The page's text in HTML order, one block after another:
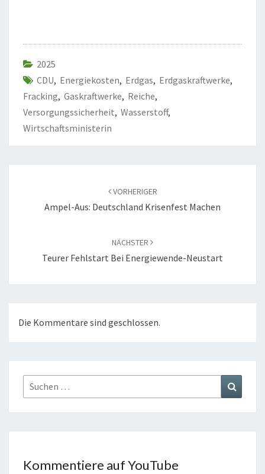
2025
CDU, Energiekosten, Erdgas, Erdgaskraftwerke,
Fracking, Gaskraftwerke, Reiche,
Versorgungssicherheit, Wasserstoff,
Wirtschaftsministerin
VORHERIGER
Ampel-Aus: Deutschland Krisenfest Machen
NÄCHSTER
Teurer Fehlstart Bei Energiewende-Neustart
Die Kommentare sind geschlossen.
Suchen
nach:
Kommentiere auf YouTube